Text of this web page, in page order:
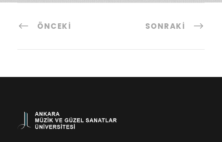
ÖNCEKI SONRAKI